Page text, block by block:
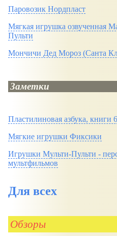
Паровозик Нордпласт
Мягкая игрушка озвученная
Пульти
Мончичи Дед Мороз (Санта
Заметки
Пластилиновая азбука, книги
Мягкие игрушки Фиксики
Игрушки Мульти-Пульти -
мультфильмов
Для всех
Обзоры